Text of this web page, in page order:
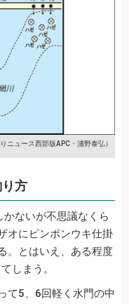
ニュース西部版APC・浦野泰弘）
方
ないが不思議なくら
オにピンポンウキ仕掛
。とはいえ、ある程度
しまう。
て5、6回軽く水門の中